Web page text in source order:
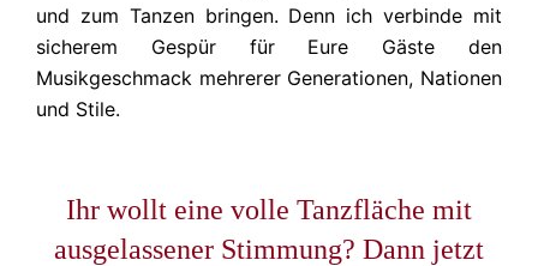
und zum Tanzen bringen. Denn ich verbinde mit
sicherem Gespür für Eure Gäste den
Musikgeschmack mehrerer Generationen, Nationen
und Stile.
Ihr wollt eine volle Tanzfläche mit
ausgelassener Stimmung? Dann jetzt